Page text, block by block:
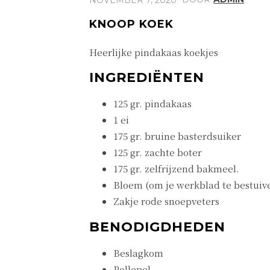
KNOOP KOEK
Heerlijke pindakaas koekjes
INGREDIËNTEN
125 gr. pindakaas
1 ei
175 gr. bruine basterdsuiker
125 gr. zachte boter
175 gr. zelfrijzend bakmeel.
Bloem (om je werkblad te
Zakje rode snoepveters
BENODIGDHEDEN
Beslagkom